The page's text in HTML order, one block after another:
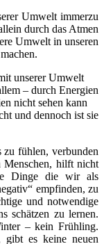
Umwelt immerzu
durch das Atmen
Umwelt in unseren
unserer Umwelt
– durch Energien
nicht sehen kann
und dennoch ist sie
zu fühlen, verbunden
Menschen, hilft nicht
Dinge die wir als
empfinden, zu
und notwendige
schätzen zu lernen.
– kein Frühling.
gibt es keine neuen